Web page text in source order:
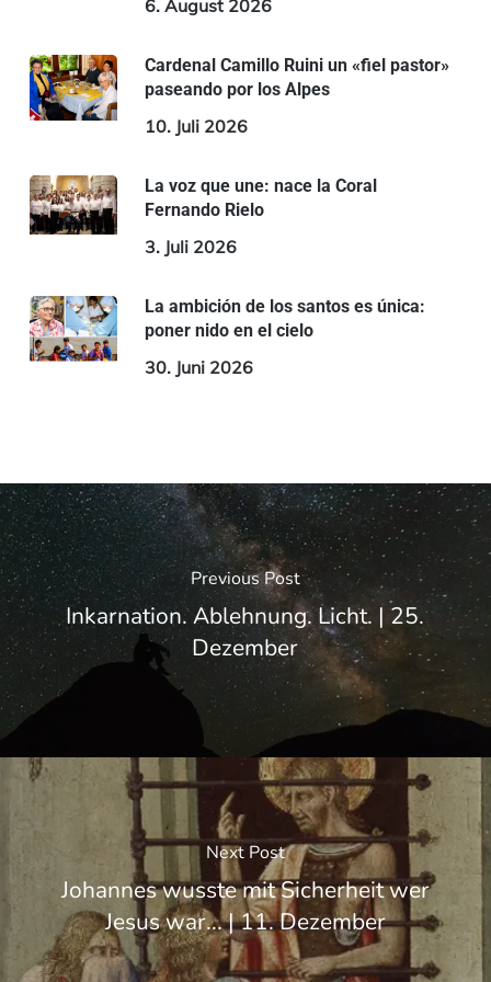
6. August 2026
Cardenal Camillo Ruini un «fiel pastor»
paseando por los Alpes
10. Juli 2026
La voz que une: nace la Coral
Fernando Rielo
3. Juli 2026
La ambición de los santos es única:
poner nido en el cielo
30. Juni 2026
Previous Post
Inkarnation. Ablehnung. Licht. | 25.
Dezember
Next Post
Johannes wusste mit Sicherheit wer
Jesus war... | 11. Dezember